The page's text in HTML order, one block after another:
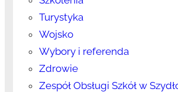
Turystyka
Wojsko
Wybory i referenda
Zdrowie
Zespół Obsługi Szkół w